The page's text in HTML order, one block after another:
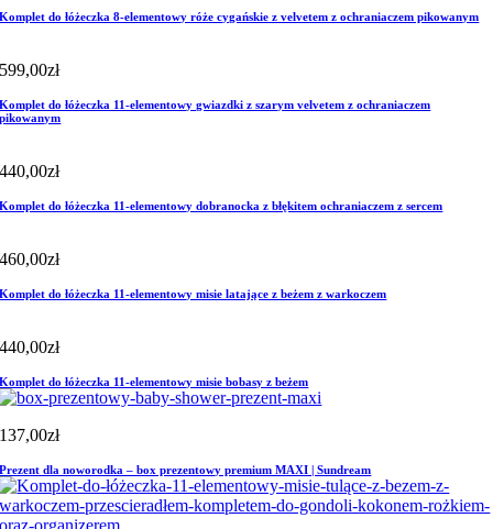
Komplet do łóżeczka 8-elementowy róże cygańskie z velvetem z ochraniaczem pikowanym
599,00zł
Komplet do łóżeczka 11-elementowy gwiazdki z szarym velvetem z ochraniaczem
pikowanym
440,00zł
Komplet do łóżeczka 11-elementowy dobranocka z błękitem ochraniaczem z sercem
460,00zł
Komplet do łóżeczka 11-elementowy misie latające z beżem z warkoczem
440,00zł
Komplet do łóżeczka 11-elementowy misie bobasy z beżem
137,00zł
Prezent dla noworodka – box prezentowy premium MAXI | Sundream